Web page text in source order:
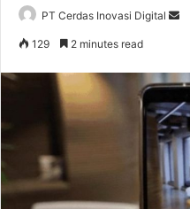
PT Cerdas Inovasi Digital
d
a
n
e
a
129 2 minutes read